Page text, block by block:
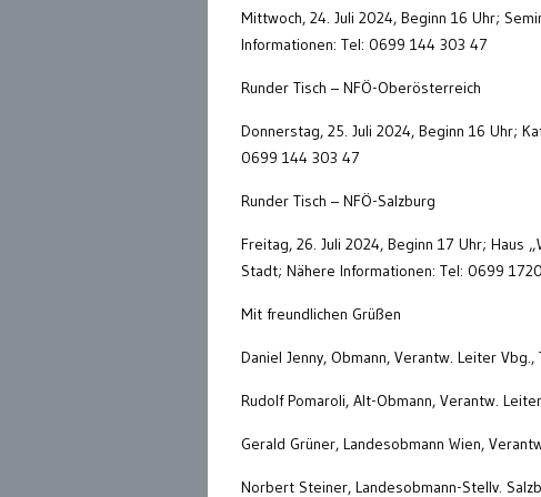
Mittwoch, 24. Juli 2024, Beginn 16 Uhr;
Informationen: Tel: 0699 144 303 47
Runder Tisch – NFÖ-Oberösterreich
Donnerstag, 25. Juli 2024, Beginn 16 Uhr;
0699 144 303 47
Runder Tisch – NFÖ-Salzburg
Freitag, 26. Juli 2024, Beginn 17 Uhr; Haus
Stadt; Nähere Informationen: Tel: 0699
Mit freundlichen Grüßen
Daniel Jenny, Obmann, Verantw. Leiter
Rudolf Pomaroli, Alt-Obmann, Verantw.
Gerald Grüner, Landesobmann Wien,
Norbert Steiner, Landesobmann-Stellv.